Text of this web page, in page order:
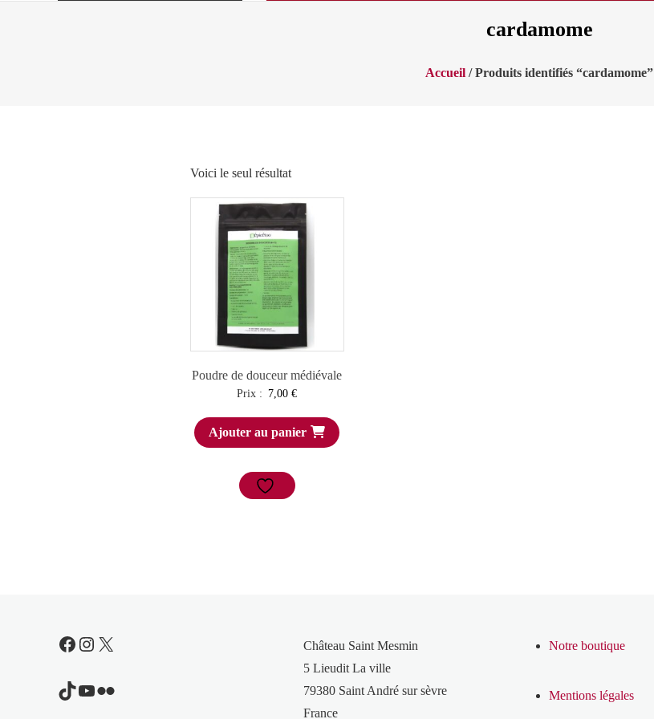
cardamome
Accueil / Produits identifiés “cardamome”
Voici le seul résultat
Poudre de douceur médiévale
Prix : 7,00€
Ajouter au panier
Facebook
Instagram
X
TikTok
YouTube
Flickr
Château Saint Mesmin
5 Lieudit La ville
79380 Saint André sur sèvre
France
Notre boutique
Mentions légales